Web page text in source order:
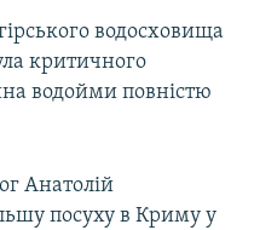
водосховища
критичного
водойми повністю
Анатолій
посуху в Криму у